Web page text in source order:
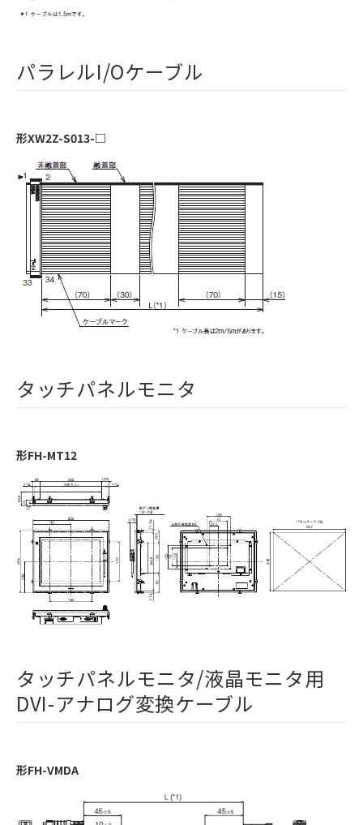
パラレルI/Oケーブル
形XW2Z-S013-□
タッチパネルモニタ
形FH-MT12
タッチパネルモニタ/液晶モニタ用
DVI-アナログ変換ケーブル
形FH-VMDA